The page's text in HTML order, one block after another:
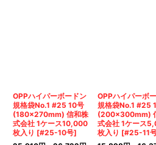
OPPハイパーボードン
規格袋No.1 #25 10号
(180×270mm) 信和株
式会社 1ケース10,000
枚入り [#25-10号]
OPPハイパーボ
規格袋No.1 #25
(200×300mm)
式会社 1ケース
枚入り [#25-11